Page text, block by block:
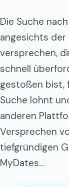
Die Suche
angesichts der
versprechen,
schnell
gestoßen bist,
Suche lohnt
anderen
Versprechen
tiefgründigen
MyDates…